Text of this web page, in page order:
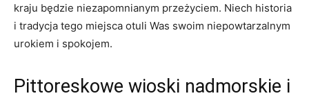
kraju będzie niezapomnianym przeżyciem. Niech historia
i tradycja tego‌ miejsca otuli Was swoim ⁣niepowtarzalnym
urokiem i spokojem.
Pittoreskowe wioski nadmorskie i